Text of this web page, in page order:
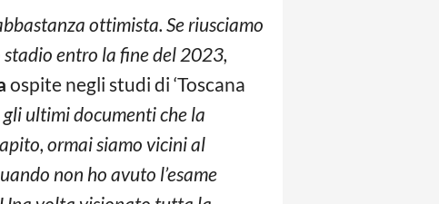
ottimista. Se riusciamo
entro la fine del 2023,
ospite negli studi di ‘Toscana
ultimi documenti che la
ormai siamo vicini al
non ho avuto l’esame